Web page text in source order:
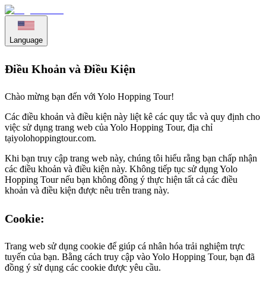
Language
Điều Khoản và Điều Kiện
Chào mừng bạn đến với Yolo Hopping Tour!
Các điều khoản và điều kiện này liệt kê các quy tắc và quy định cho
việc sử dụng trang web của Yolo Hopping Tour, địa chỉ
tạiyolohoppingtour.com.
Khi bạn truy cập trang web này, chúng tôi hiểu rằng bạn chấp nhận
các điều khoản và điều kiện này. Không tiếp tục sử dụng Yolo
Hopping Tour nếu bạn không đồng ý thực hiện tất cả các điều
khoản và điều kiện được nêu trên trang này.
Cookie:
Trang web sử dụng cookie để giúp cá nhân hóa trải nghiệm trực
tuyến của bạn. Bằng cách truy cập vào Yolo Hopping Tour, bạn đã
đồng ý sử dụng các cookie được yêu cầu.